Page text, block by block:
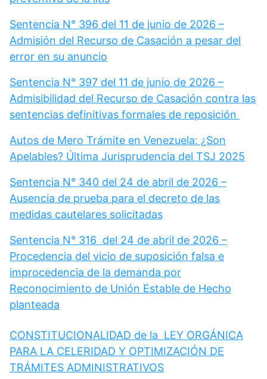
Sentencia N° 396 del 11 de junio de 2026 –
Admisión del Recurso de Casación a pesar del
error en su anuncio
Sentencia N° 397 del 11 de junio de 2026 –
Admisibilidad del Recurso de Casación contra las
sentencias definitivas formales de reposición
Autos de Mero Trámite en Venezuela: ¿Son
Apelables? Última Jurisprudencia del TSJ 2025
Sentencia N° 340 del 24 de abril de 2026 –
Ausencia de prueba para el decreto de las
medidas cautelares solicitadas
Sentencia N° 316 del 24 de abril de 2026 –
Procedencia del vicio de suposición falsa e
improcedencia de la demanda por
Reconocimiento de Unión Estable de Hecho
planteada
CONSTITUCIONALIDAD de la LEY ORGÁNICA
PARA LA CELERIDAD Y OPTIMIZACIÓN DE
TRÁMITES ADMINISTRATIVOS